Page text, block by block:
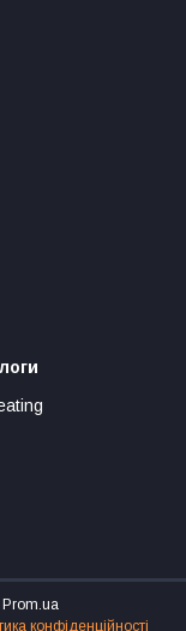
Prom.ua
конфіденційності